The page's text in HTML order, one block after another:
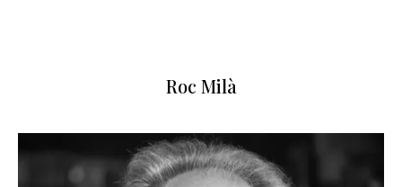
Roc Milà